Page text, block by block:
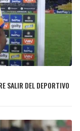
SALIR DEL DEPORTIVO